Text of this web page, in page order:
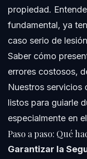
propiedad.
fundamental, ya
caso serio de
Saber cómo
errores costosos,
Nuestros servicios
listos para guiarle
especialmente en
Paso a paso: Qué
Garantizar la